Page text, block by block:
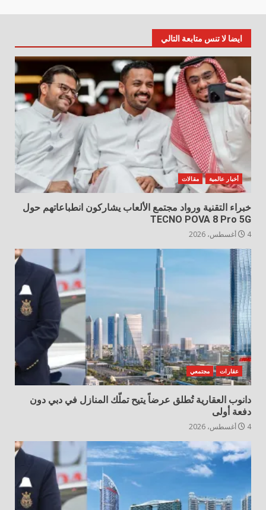
ايضا لا تنس متابعة التالي
أخبار عالمية مقالات
خبراء التقنية ورواد مجتمع الألعاب يشاركون انطباعاتهم حول
TECNO POVA 8 Pro 5G
4 أغسطس، 2026
عقارات مجتمعي
دانوب العقارية تُطلق عرضاً يتيح تملّك المنازل في دبي دون
دفعة أولى
4 أغسطس، 2026